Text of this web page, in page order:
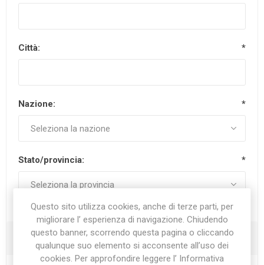
Città: *
Nazione: *
Stato/provincia: *
Recapiti
Questo sito utilizza cookies, anche di terze parti, per
migliorare l’ esperienza di navigazione. Chiudendo
questo banner, scorrendo questa pagina o cliccando
qualunque suo elemento si acconsente all’uso dei
cookies. Per approfondire leggere l’ Informativa